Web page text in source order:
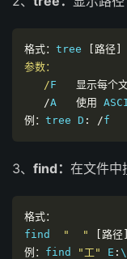
格式： tree [路径]
参数：
   /
F 显示每个
/A 使用
例： tree D : /f
3、 find： 在文件中
格式：
find
"  "
[路径]
例： find "工" E : \